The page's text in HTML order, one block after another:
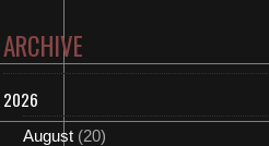
ARCHIVE
2026
August (20)